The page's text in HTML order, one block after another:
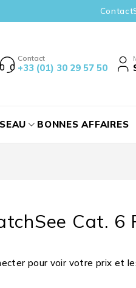
Contact
Contact
+33 (01) 30 29 57 50
BONNES AFFAIRES
Cat. 6
pour voir votre prix et